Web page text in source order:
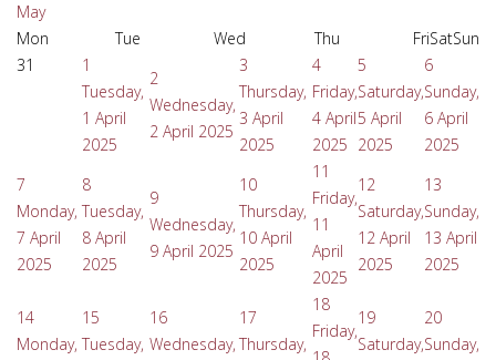
May
Mon
Tue Wed Thu FriSatSun
31
1
Tuesday,
1 April
2025
2
Wednesday,
2 April 2025
3
Thursday,
3 April
2025
4
Friday,
4 April
2025
5
Saturday,
5 April
2025
6
Sunday,
6 April
2025
7
Monday,
7 April
2025
8
Tuesday,
8 April
2025
9
Wednesday,
9 April 2025
10
Thursday,
10 April
2025
11
Friday,
11
April
2025
12
Saturday,
12 April
2025
13
Sunday,
13 April
2025
14
Monday,
15
Tuesday,
16
Wednesday,
17
Thursday,
18
Friday,
19
Saturday,
20
Sunday,